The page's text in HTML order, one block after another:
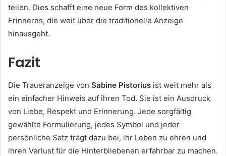
teilen. Dies schafft eine neue Form des kollektiven
Erinnerns, die weit über die traditionelle Anzeige
hinausgeht.
Fazit
Die Traueranzeige von Sabine Pistorius ist weit mehr als
ein einfacher Hinweis auf ihren Tod. Sie ist ein Ausdruck
von Liebe, Respekt und Erinnerung. Jede sorgfältig
gewählte Formulierung, jedes Symbol und jeder
persönliche Satz trägt dazu bei, ihr Leben zu ehren und
ihren Verlust für die Hinterbliebenen erfahrbar zu machen.